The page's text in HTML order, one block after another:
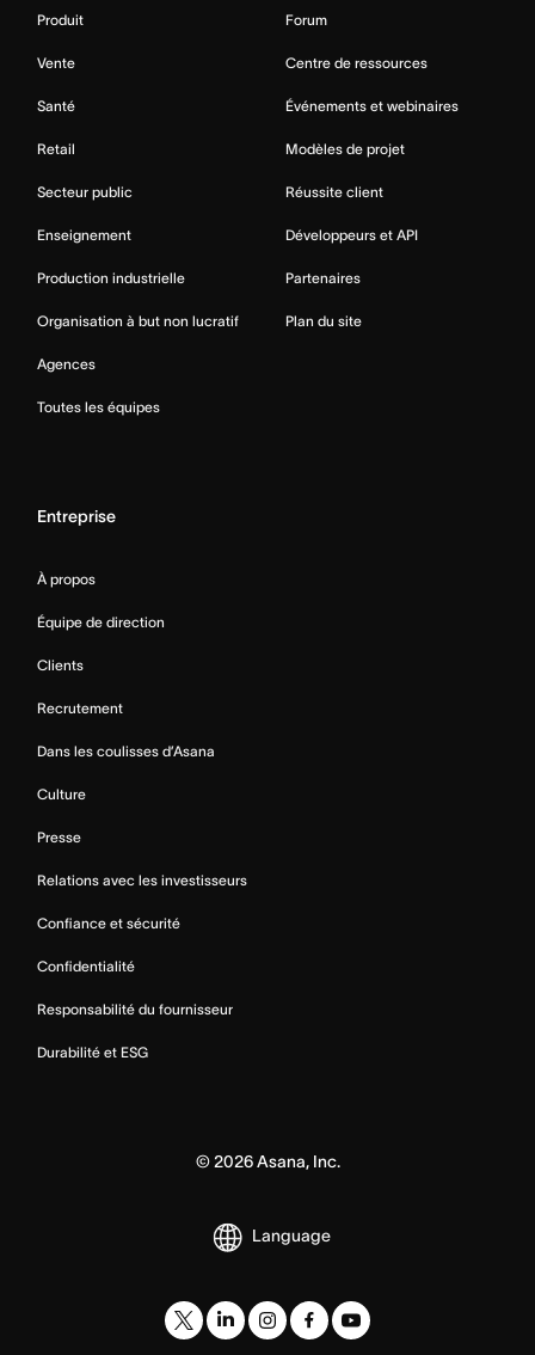
Produit
Vente
Santé
Retail
Secteur public
Enseignement
Production industrielle
Organisation à but non lucratif
Agences
Toutes les équipes
Forum
Centre de ressources
Événements et webinaires
Modèles de projet
Réussite client
Développeurs et API
Partenaires
Plan du site
Entreprise
À propos
Équipe de direction
Clients
Recrutement
Dans les coulisses d’Asana
Culture
Presse
Relations avec les investisseurs
Confiance et sécurité
Confidentialité
Responsabilité du fournisseur
Durabilité et ESG
© 2026Asana, Inc.
Language